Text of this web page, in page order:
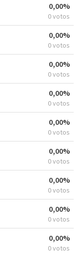
0,00%
0 votos
0,00%
0 votos
0,00%
0 votos
0,00%
0 votos
0,00%
0 votos
0,00%
0 votos
0,00%
0 votos
0,00%
0 votos
0,00%
0 votos